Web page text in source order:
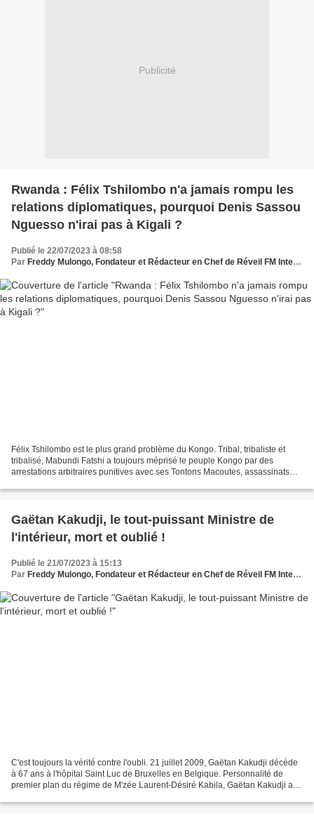
Publicité
Rwanda : Félix Tshilombo n'a jamais rompu les
relations diplomatiques, pourquoi Denis Sassou
Nguesso n'irai pas à Kigali ?
Publié le 22/07/2023 à 08:58
Par Freddy Mulongo, Fondateur et Rédacteur en Chef de Réveil FM International
Félix Tshilombo est le plus grand problème du Kongo. Tribal, tribaliste et
tribalisé, Mabundi Fatshi a toujours méprisé le peuple Kongo par des
arrestations arbitraires punitives avec ses Tontons Macoutes, assassinats
Gaëtan Kakudji, le tout-puissant Ministre de
l'intérieur, mort et oublié !
Publié le 21/07/2023 à 15:13
Par Freddy Mulongo, Fondateur et Rédacteur en Chef de Réveil FM International
C'est toujours la vérité contre l'oubli. 21 juillet 2009, Gaëtan Kakudji décède
à 67 ans à l'hôpital Saint Luc de Bruxelles en Belgique. Personnalité de
premier plan du régime de M'zée Laurent-Désiré Kabila, Gaëtan Kakudji a